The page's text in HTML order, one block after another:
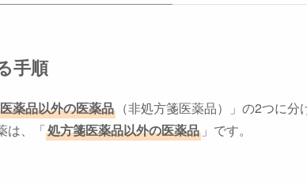
手順
薬品以外の医薬品 （非処方箋医薬品）」の2つに分
は、「処方箋医薬品以外の医薬品 」です。